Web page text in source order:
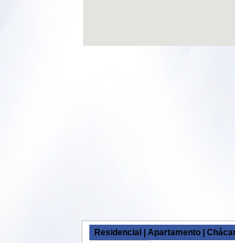
Residencial | Apartamento |